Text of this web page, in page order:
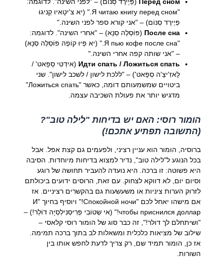
"Я читаю книгу перед сном." (יא צ'יטָאיוּ קְניגוּ
פְּיֶירֶד סְנוֹם) – "אני קורא ספר לפני השינה."
После сна (פּוֹסְלֶה סְנָא) – "אחרי השינה". לדוגמה:
"Я пью кофе после сна." (יא פְּיוּ קוֹפֶה פּוֹסְלֶה סְנָא)
– "אני שותה קפה אחרי השינה."
Идти спать / Ложиться спать (אידְטִי סְפָּאט' /
לָאזִ'יצָ'ה סְפָּאט') – "ללכת לישון / לשכב לישון". שני
ביטויים שמשמעותם דומה, כאשר "Ложиться спать"
מדגיש יותר את פעולת השכיבה עצמה.
הומור רוסי: האם יש בדיחות "לילה טוב"?
(התשובה תפתיע אתכם!)
ברוסיה, הומור הוא עניין רציני, ולפעמים גם קצת אפל. אבל
בכל הנוגע ל"לילה טוב", נדיר למצוא בדיחות מיוחדות. הסיבה
היא פשוטה: זו ברכה. היא נועדה להעביר תחושה של רוגע
וסיום יום, לא דווקא לצחוק. עם זאת, הרוסים ידועים ביכולתם
לזרוק הערות ציניות או משעשעות גם בהקשרים רציניים. אז
אם מישהו יאחל לכם "Спокойной ночи!" ויוסיף בחיוך "И
чтобы приснился доллар!" (אי שְטוֹבִי פְּרִיסְנִילְסְיָה דוֹלַר!) –
"ושיתחלם לך דולר!", זה כבר סוג של הומור רוסי קלאסי –
שילוב של מציאות כלכלית ומשאלות לב בתוך ברכה תמימה.
אז כן, הומור תמיד שם, רק צריך לדעת לחפש אותו בין
השורות.